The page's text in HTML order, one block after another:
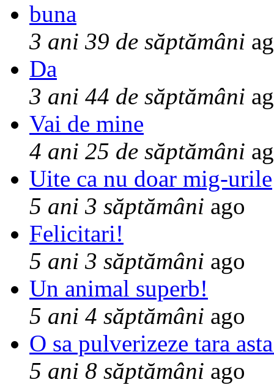
buna
3 ani 39 de săptămâni
Da
3 ani 44 de săptămâni
Vai de mine
4 ani 25 de săptămâni
Uite ca nu doar mig-urile
5 ani 3 săptămâni ago
Felicitari!
5 ani 3 săptămâni ago
Un animal superb!
5 ani 4 săptămâni ago
O sa pulverizeze tara
5 ani 8 săptămâni ago